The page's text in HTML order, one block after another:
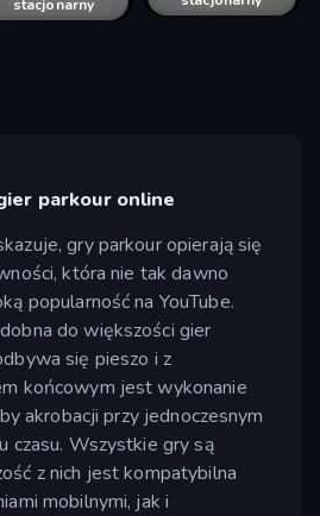
stacjonarny
parkour online
gry parkour opierają się
która nie tak dawno
popularność na YouTube.
do większości gier
się pieszo i z
końcowym jest wykonanie
akrobacji przy jednoczesnym
czasu. Wszystkie gry są
z nich jest kompatybilna
mobilnymi, jak i